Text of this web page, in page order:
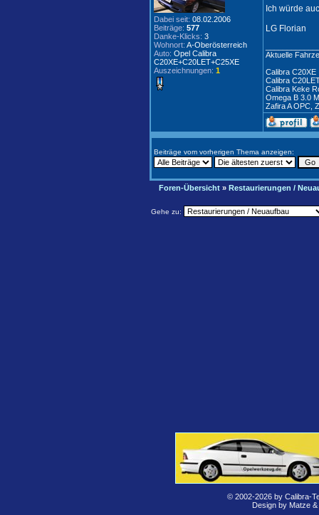
Dabei seit: 08.02.2006
Beiträge: 577
Danke-Klicks: 3
Wohnort: A-Oberösterreich
Auto: Opel Calibra
C20XE+C20LET+C25XE
Auszeichnungen: 1
Ich würde
LG Florian
Aktuelle
Calibra C20XE
Calibra
Calibra Keke
Omega B 3.0
Zafira A OPC,
Beiträge vom vorherigen Thema anzeigen:
Foren-Übersicht » Restaurierungen /
Gehe zu:
© 2002-2026 by Calibra-
Design by Matze